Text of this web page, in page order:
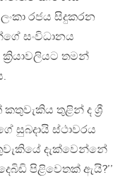
රජය සිදුකරන
සංවිධානය
තමන්
කතුවැකිය තුළින් ද ශ්‍රී
සුබදායි ස්ථාවරය
දැක්වෙන්නේ
පිළිවෙතක් ඇයි?’’